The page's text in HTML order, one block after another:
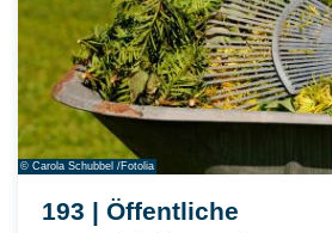
© Carola Schubbel /Fotolia
193 | Öffentliche